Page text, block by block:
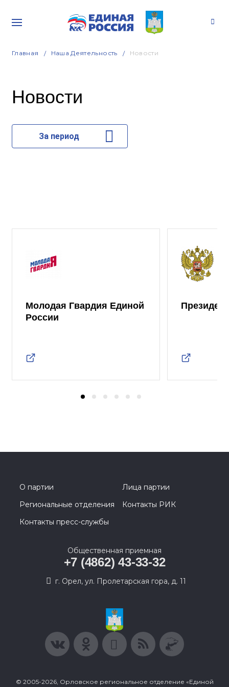
Главная Наша Деятельность Новости
Новости
За период
Молодая Гвардия Единой
России
О партии
Лица партии
Региональные отделения
Контакты РИК
Контакты пресс-службы
Общественная приемная
+7 (4862) 43-33-32
г. Орел, ул. Пролетарская гора, д. 11
© 2005-2026, Орловское региональное отделение «Единой